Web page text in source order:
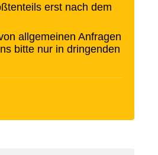
erst nach dem
allgemeinen Anfragen
bitte nur in dringenden